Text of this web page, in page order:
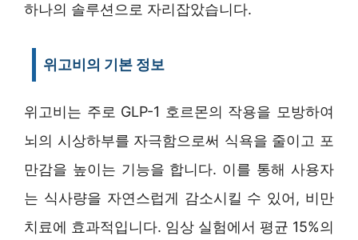
하나의 솔루션으로 자리잡았습니다.
위고비의 기본 정보
위고비는 주로 GLP-1 호르몬의 작용을 모방하여
뇌의 시상하부를 자극함으로써 식욕을 줄이고 포
만감을 높이는 기능을 합니다. 이를 통해 사용자
는 식사량을 자연스럽게 감소시킬 수 있어, 비만
치료에 효과적입니다. 임상 실험에서 평균 15%의